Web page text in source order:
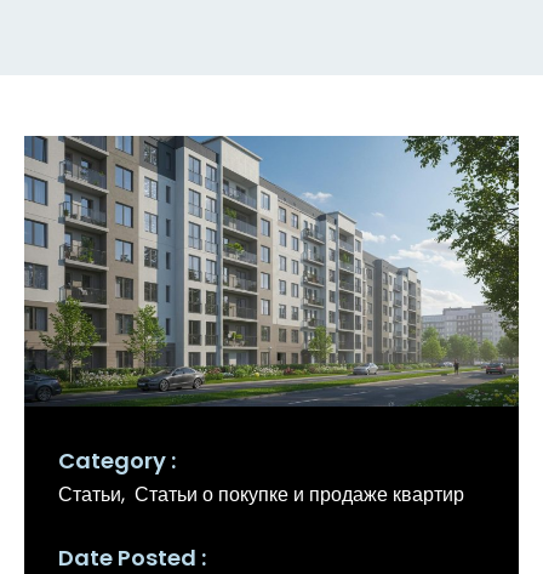
Category
Статьи Статьи о покупке и продаже квартир
Date Posted